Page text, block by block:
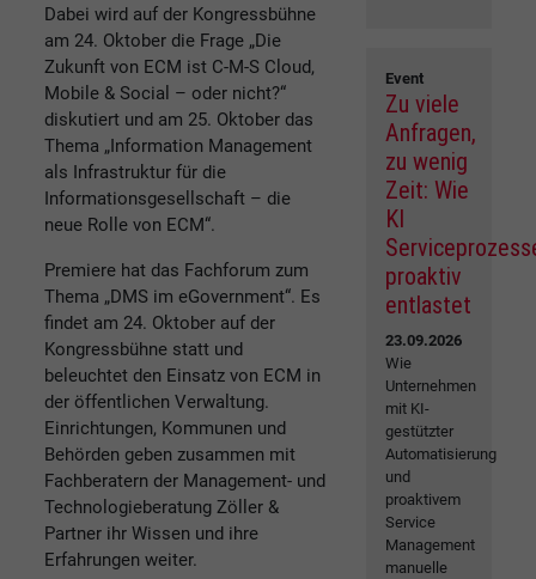
Dabei wird auf der Kongressbühne
am 24. Oktober die Frage „Die
Zukunft von ECM ist C-M-S Cloud,
Mobile & Social – oder nicht?“
diskutiert und am 25. Oktober das
Thema „Information Management
als Infrastruktur für die
Informationsgesellschaft – die
neue Rolle von ECM“.
Premiere hat das Fachforum zum
Thema „DMS im eGovernment“. Es
findet am 24. Oktober auf der
Kongressbühne statt und
beleuchtet den Einsatz von ECM in
der öffentlichen Verwaltung.
Einrichtungen, Kommunen und
Behörden geben zusammen mit
Fachberatern der Management- und
Technologieberatung Zöller &
Partner ihr Wissen und ihre
Erfahrungen weiter.
Event
Zu viele
Anfragen,
zu wenig
Zeit: Wie
KI
proaktiv
entlastet
23.09.2026
Wie
Unternehmen
mit KI-
gestützter
Automatisierung
und
proaktivem
Service
Management
manuelle